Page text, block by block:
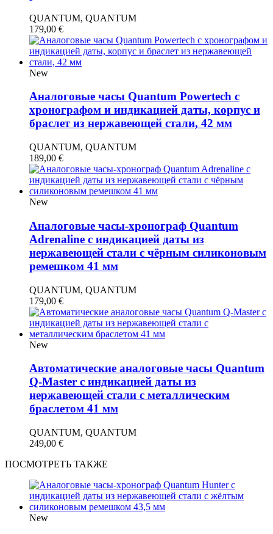
QUANTUM, QUANTUM
179,00 €
New
Аналоговые часы Quantum Powertech с
хронографом и индикацией даты, корпус и
браслет из нержавеющей стали, 42 мм
QUANTUM, QUANTUM
189,00 €
New
Аналоговые часы-хронограф Quantum
Adrenaline с индикацией даты из
нержавеющей стали с чёрным силиконовым
ремешком 41 мм
QUANTUM, QUANTUM
179,00 €
New
Автоматические аналоговые часы Quantum
Q-Master с индикацией даты из
нержавеющей стали с металлическим
браслетом 41 мм
QUANTUM, QUANTUM
249,00 €
ПОСМОТРЕТЬ ТАКЖЕ
New